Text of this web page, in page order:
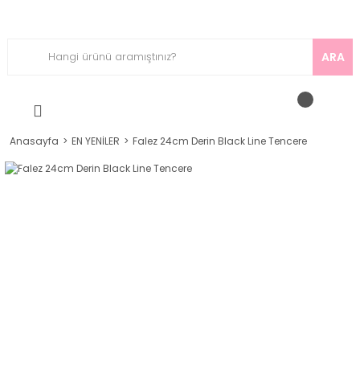
ARA
Anasayfa EN YENİLER Falez 24cm Derin Black Line Tencere